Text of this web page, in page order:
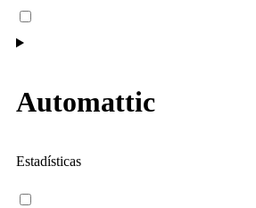
Automattic
Estadísticas